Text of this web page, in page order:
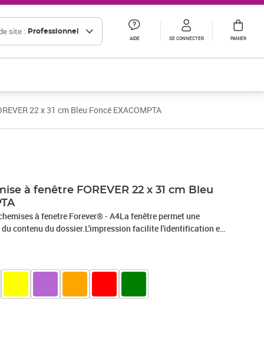
site : Professionnel
AIDE SE CONNECTER PANIER
22 x 31 cm Bleu Foncé EXACOMPTA
à fenêtre FOREVER 22 x 31 cm Bleu
à fenetre Forever® - A4La fenêtre permet une
contenu du dossier.L'impression facilite l'identification et
recyclée, certifiée Ange Bleu.